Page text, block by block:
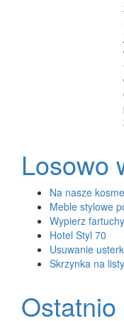
Losowo
Na nasze
Meble stylowe
Wypierz
Hotel Styl 70
Usuwanie
Skrzynka na